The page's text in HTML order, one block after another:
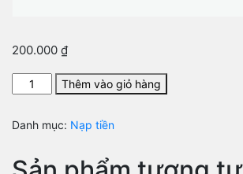
200.000 ₫
Nạp
200k
tài
số
Thêm vào giỏ hàng
Danh mục: Nạp tiền